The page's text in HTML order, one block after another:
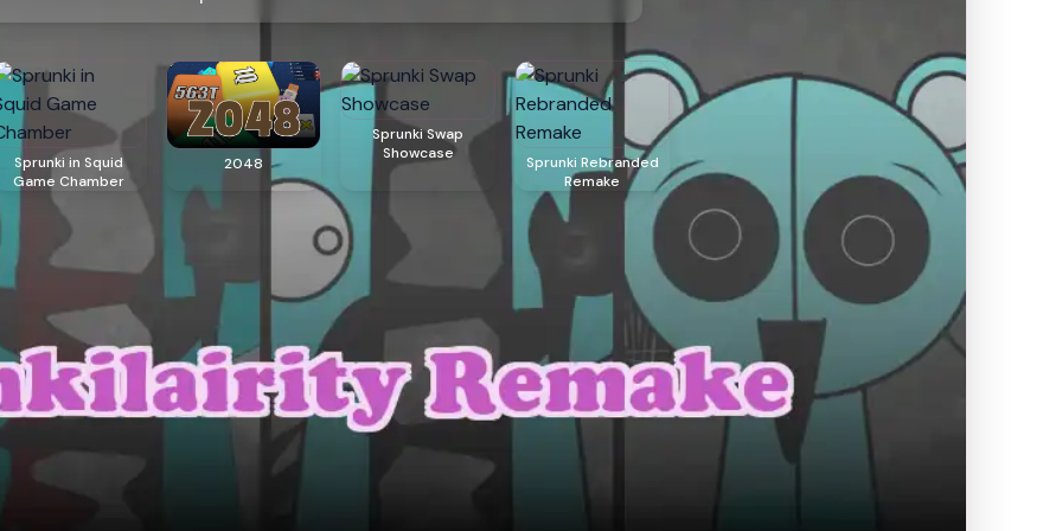
Sprunki in Squid
Game Chamber
2048
Sprunki Swap
Showcase
Sprunki Rebranded
Remake